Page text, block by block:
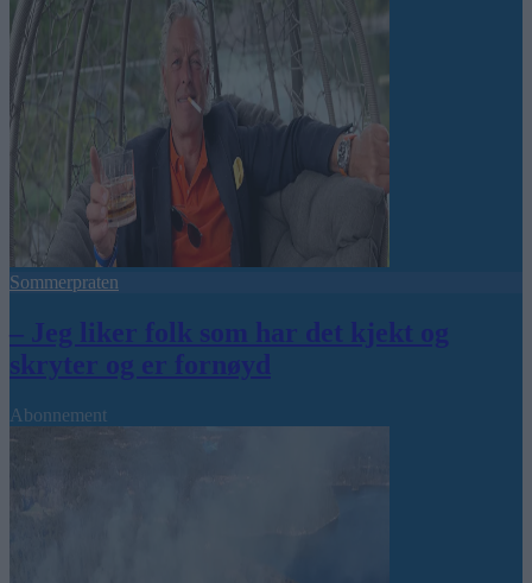
Sommerpraten
– Jeg liker folk som har det kjekt og
skryter og er fornøyd
Abonnement